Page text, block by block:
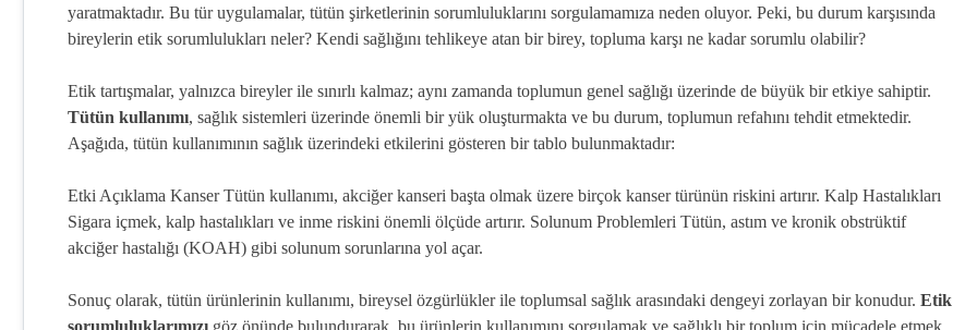
yaratmaktadır. Bu tür uygulamalar, tütün şirketlerinin sorumluluklarını sorgulamamıza neden oluyor. Peki, bu durum karşısında
bireylerin etik sorumlulukları neler? Kendi sağlığını tehlikeye atan bir birey, topluma karşı ne kadar sorumlu olabilir?
Etik tartışmalar, yalnızca bireyler ile sınırlı kalmaz; aynı zamanda toplumun genel sağlığı üzerinde de büyük bir etkiye sahiptir.
Tütün kullanımı, sağlık sistemleri üzerinde önemli bir yük oluşturmakta ve bu durum, toplumun refahını tehdit etmektedir.
Aşağıda, tütün kullanımının sağlık üzerindeki etkilerini gösteren bir tablo bulunmaktadır:
Etki Açıklama Kanser Tütün kullanımı, akciğer kanseri başta olmak üzere birçok kanser türünün riskini artırır. Kalp Hastalıkları
Sigara içmek, kalp hastalıkları ve inme riskini önemli ölçüde artırır. Solunum Problemleri Tütün, astım ve kronik obstrüktif
akciğer hastalığı (KOAH) gibi solunum sorunlarına yol açar.
Sonuç olarak, tütün ürünlerinin kullanımı, bireysel özgürlükler ile toplumsal sağlık arasındaki dengeyi zorlayan bir konudur. Etik
sorumluluklarımızı göz önünde bulundurarak, bu ürünlerin kullanımını sorgulamak ve sağlıklı bir toplum için mücadele etmek